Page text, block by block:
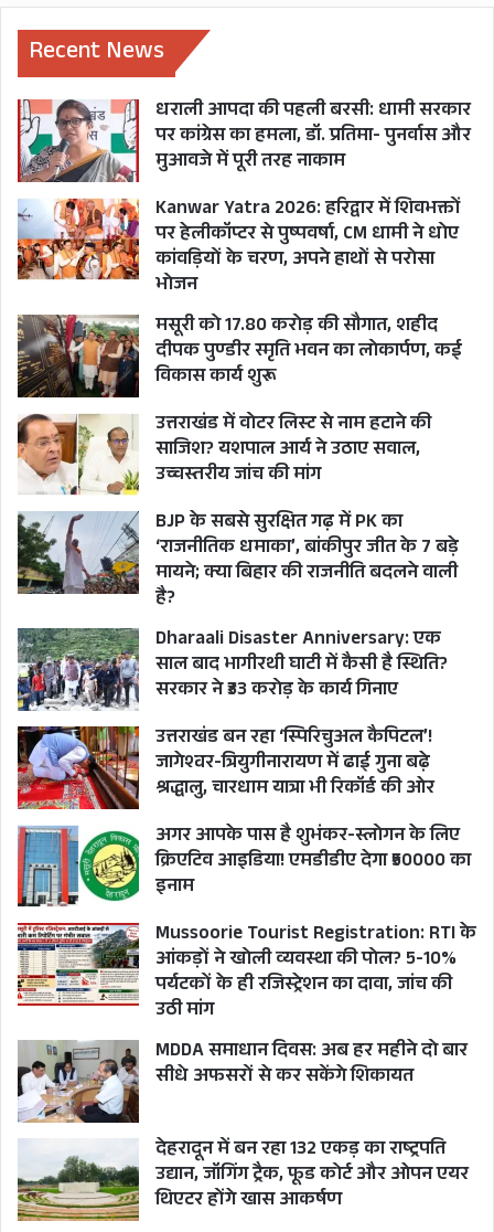
है।
ऑपरेशन मेघदूत
दरअसल, 13 अप्रैल 1984 को पाकिस्तान को सबक
सिखाने के लिए भारतीय सेना ने ऑपरेशन मेघदूत लॉन्च
किया था। लांस नायक हरबोला ऑपरेशन मेघदूत टीम का
हिस्सा थे और पॉइंट 5965 पर क़ब्ज़ा करने निकली टीम का
हिस्सा थे। लेकिन हिमस्खलन की चपेट में आने से यह 19
सदस्यीय गश्ती दल लापता हो गया और सर्च अभियान में
सिर्फ 14 शव मिल पाए जबकि पांच का पता नहीं चल सका
था। अब 38 साल बाद लांस नायक हरबोला का शव मिल
सका।
CM PUSHKAR SINGH DHAMI
HALDWANI
LANCE NAIK CHANDRA SHEKHAR
MORTAL REMANS FOUND AFTER 38 YEARS
SIACHEN
UTTARAKHAND
Recent News
धराली आपदा की पहली बरसी: धामी सरकार
पर कांग्रेस का हमला, डॉ. प्रतिमा- पुनर्वास और
मुआवजे में पूरी तरह नाकाम
Kanwar Yatra 2026: हरिद्वार में शिवभक्तों
पर हेलीकॉप्टर से पुष्पवर्षा, CM धामी ने धोए
कांवड़ियों के चरण, अपने हाथों से परोसा
भोजन
मसूरी को 17.80 करोड़ की सौगात, शहीद
दीपक पुण्डीर स्मृति भवन का लोकार्पण, कई
विकास कार्य शुरू
उत्तराखंड में वोटर लिस्ट से नाम हटाने की
साजिश? यशपाल आर्य ने उठाए सवाल,
उच्चस्तरीय जांच की मांग
BJP के सबसे सुरक्षित गढ़ में PK का
‘राजनीतिक धमाका’, बांकीपुर जीत के 7 बड़े
मायने; क्या बिहार की राजनीति बदलने वाली
है?
Dharaali Disaster Anniversary: एक
साल बाद भागीरथी घाटी में कैसी है स्थिति?
सरकार ने ₹33 करोड़ के कार्य गिनाए
उत्तराखंड बन रहा ‘स्पिरिचुअल कैपिटल’!
जागेश्वर-त्रियुगीनारायण में ढाई गुना बढ़े
श्रद्धालु, चारधाम यात्रा भी रिकॉर्ड की ओर
अगर आपके पास है शुभंकर-स्लोगन के लिए
क्रिएटिव आइडिया! एमडीडीए देगा ₹50000 का
इनाम
Mussoorie Tourist Registration: RTI के
आंकड़ों ने खोली व्यवस्था की पोल? 5-10%
पर्यटकों के ही रजिस्ट्रेशन का दावा, जांच की
उठी मांग
MDDA समाधान दिवस: अब हर महीने दो बार
सीधे अफसरों से कर सकेंगे शिकायत
देहरादून में बन रहा 132 एकड़ का राष्ट्रपति
उद्यान, जॉगिंग ट्रैक, फूड कोर्ट और ओपन एयर
थिएटर होंगे खास आकर्षण